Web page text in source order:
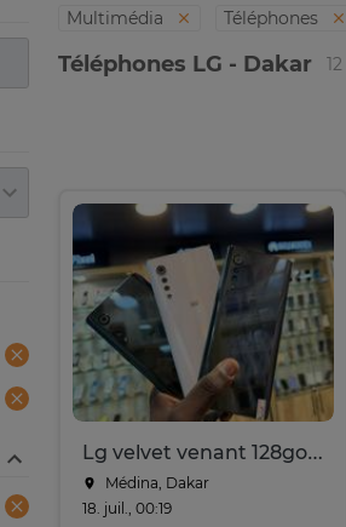
Multimédia
Téléphones
Téléphones LG - Dakar
Lg velvet venant 128go ram 8go 5g
Médina, Dakar
18. juil., 00:19